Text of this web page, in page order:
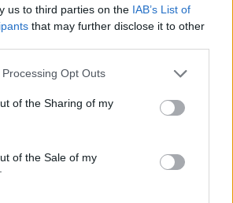
us to third parties on the IAB’s List of
that may further disclose it to other
website/app uses one or more Google
or usage behaviour. You may click to
to Google and its third-party tags to
specified purposes in below Google
Opt Outs
of the Sharing of my
of the Sale of my